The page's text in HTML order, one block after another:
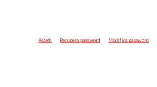
Accedi Recupera password Modifica password